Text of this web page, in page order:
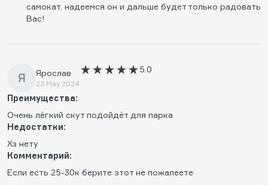
самокат, надеемся он и дальше будет только радовать
Вас!
Я Ярослав
23 May 2024
5.0
Преимущества:
Очень лёгкий скут подойдёт для парка
Недостатки:
Хз нету
Комментарий:
Если есть 25-30к берите этот не пожалеете